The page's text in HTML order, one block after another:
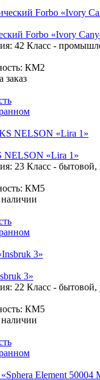
Forbo «Ivory
42 Класс -
КМ2
заказ
NELSON «Lira 1»
23 Класс -
КМ5
3»
22 Класс -
КМ5